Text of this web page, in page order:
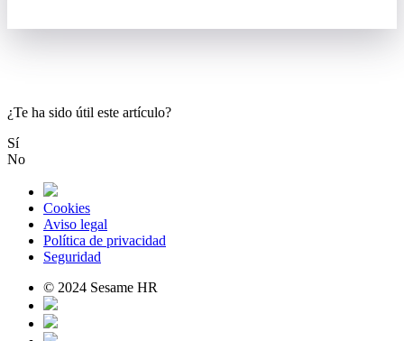
¿Te ha sido útil este artículo?
Sí
No
Cookies
Aviso legal
Política de privacidad
Seguridad
© 2024 Sesame HR